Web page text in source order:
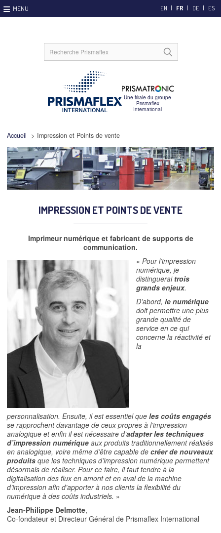
EN FR DE ES
Accueil > Impression et Points de vente
IMPRESSION ET POINTS DE VENTE
Imprimeur numérique et fabricant de supports de
communication.
« Pour l’impression
numérique, je
distinguerai trois
grands enjeux.
D’abord, le numérique
doit permettre une plus
grande qualité de
service en ce qui
concerne la réactivité et
la
personnalisation. Ensuite, il est essentiel que les coûts engagés
se rapprochent davantage de ceux propres à l’impression
analogique et enfin il est nécessaire d’adapter les techniques
d’impression numérique aux produits traditionnellement réalisés
en analogique, voire même d’être capable de créer de nouveaux
produits que les techniques d’impression numérique permettent
désormais de réaliser. Pour ce faire, il faut tendre à la
digitalisation des flux en amont et en aval de la machine
d’impression afin d’apporter à nos clients la flexibilité du
numérique à des coûts industriels. »
Jean-Philippe Delmotte,
Co-fondateur et Directeur Général de Prismaflex International